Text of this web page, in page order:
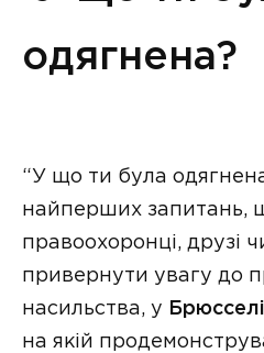
одягнена?
“У що ти була
найперших запитань,
правоохоронці, друзі
привернути увагу до
насильства, у
на якій